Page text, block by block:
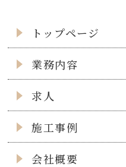
トップページ
業務内容
求人
施工事例
会社概要